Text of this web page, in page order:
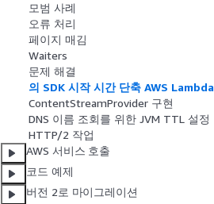
모범 사례
오류 처리
페이지 매김
Waiters
문제 해결
의 SDK 시작 시간 단축 AWS Lambda
ContentStreamProvider 구현
DNS 이름 조회를 위한 JVM TTL 설정
HTTP/2 작업
AWS 서비스 호출
코드 예제
버전 2로 마이그레이션